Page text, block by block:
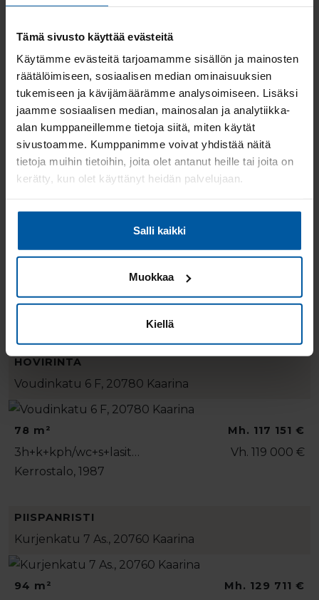
Tämä sivusto käyttää evästeitä
Käytämme evästeitä tarjoamamme sisällön ja mainosten
räätälöimiseen, sosiaalisen median ominaisuuksien
tukemiseen ja kävijämäärämme analysoimiseen. Lisäksi
jaamme sosiaalisen median, mainosalan ja analytiikka-
alan kumppaneillemme tietoja siitä, miten käytät
sivustoamme. Kumppanimme voivat yhdistää näitä
tietoja muihin tietoihin, joita olet antanut heille tai joita on
kerätty, kun olet käyttänyt heidän palvelujaan.
Salli kaikki
Muokkaa
Kiellä
Omakotitalotontti Vh. 75 000 €
Koroistentie 1 As., 21500 Kaarina
53 m²
2h+k+kph/wc+lasit.p…
Kerrostalo, 1970
Mh. 59 000 €
Vh. 59 000 €
Asentajankatu 2, 20780 Kaarina
4h+k+s+pesuh+wc+vh+…
Vh. 130 000 €
HOVIRINTA
Voudinkatu 6 F, 20780 Kaarina
78 m²
3h+k+kph/wc+s+lasit…
Kerrostalo, 1987
Mh. 117 151 €
Vh. 119 000 €
PIISPANRISTI
Kurjenkatu 7 As., 20760 Kaarina
94 m² Mh. 129 711 €